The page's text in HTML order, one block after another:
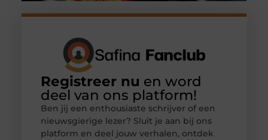
Registreer nu en word
deel van ons platform!
Ben jij een enthousiaste schrijver of een
nieuwsgierige lezer? Sluit je aan bij ons
platform en deel jouw verhalen, ontdek